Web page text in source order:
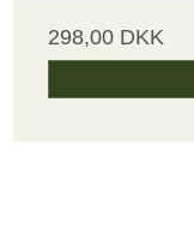
298,00 DKK